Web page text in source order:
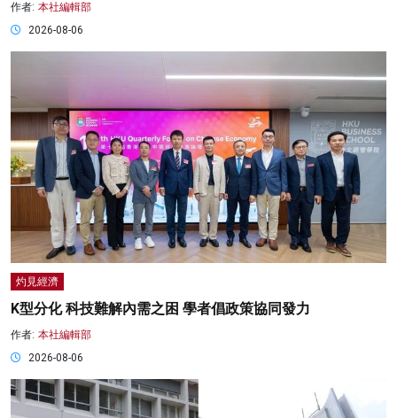
作者: 本社編輯部
2026-08-06
灼見經濟
K型分化 科技難解內需之困 學者倡政策協同發力
作者: 本社編輯部
2026-08-06